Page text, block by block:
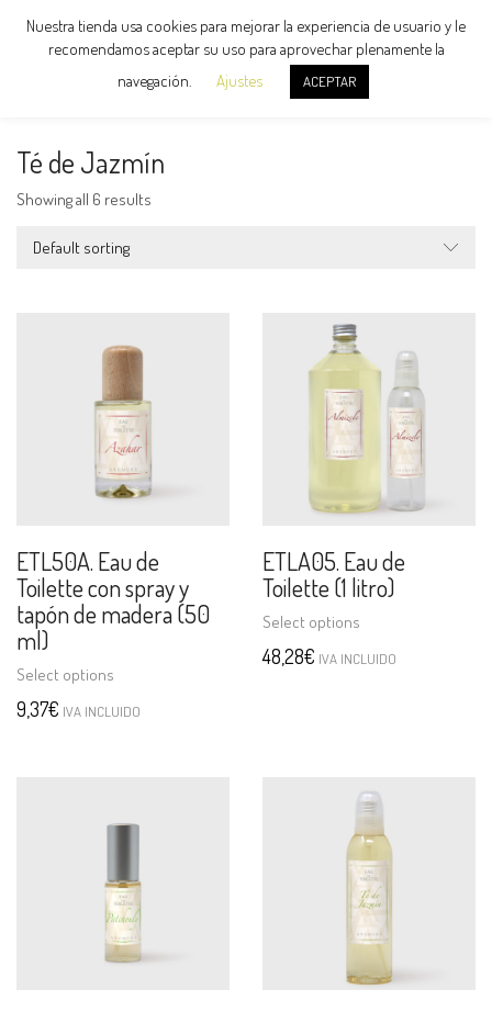
Té de Jazmín
Showing all 6 results
Default sorting
ETL50A. Eau de
Toilette con spray y
tapón de madera (50
ml)
Select options
9,37€ IVA INCLUIDO
ETLA05. Eau de
Toilette (1 litro)
Select options
48,28€ IVA INCLUIDO
Nuestra tienda usa cookies para mejorar la experiencia de usuario y le
recomendamos aceptar su uso para aprovechar plenamente la
navegación.
Ajustes ACEPTAR